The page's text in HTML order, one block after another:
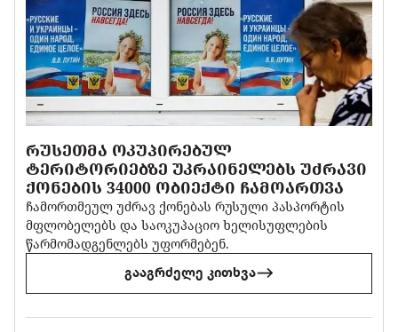
ᲠᲣᲡᲔᲗᲛᲐ ᲝᲙᲣᲞᲘᲠᲔᲑᲣᲚ
ᲢᲔᲠᲘᲢᲝᲠᲘᲔᲑᲖᲔ ᲣᲙᲠᲐᲘᲜᲔᲚᲔᲑᲡ ᲣᲫᲠᲐᲕᲘ
ᲥᲝᲜᲔᲑᲘᲡ 34000 ᲝᲑᲘᲔᲥᲢᲘ ᲩᲐᲛᲝᲐᲠᲗᲕᲐ
ჩამორთმეულ უძრავ ქონებას რუსული პასპორტის
მფლობელებს და საოკუპაციო ხელისუფლების
წარმომადგენლებს უფორმებენ.
გააგრძელე კითხვა